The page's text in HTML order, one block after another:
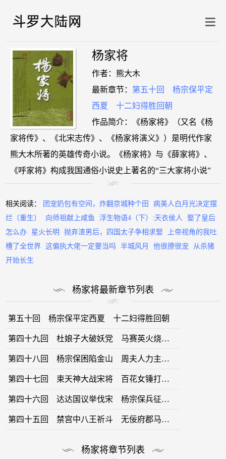
杨家将
作者：熊大木
最新章节： 第五十回 杨宗保平定
西夏 十二妇得胜回朝
作品简介：《杨家将》（又名《杨
家将传》、《北宋志传》、《杨家将演义》）是明代作家
熊大木所著的英雄传奇小说。《杨家将》与《薛家将》、
《呼家将》构成我国通俗小说史上著名的“三大家将小说”
相关阅读： 团宠奶包有空间，炸翻京城种个田
病美人白月光决定摆
烂（重生）
向师祖献上咸鱼 浮生物语4（下）:天衣侯人
娶了皇后
怎么办
星火长明 抛弃渣男后，四国太子争相求娶
上帝视角的我吐
槽了全世界
这偏执大佬一定要当吗 半城风月 他很撩很宠
从杀猪
开始长生
杨家将最新章节列表
第五十回 杨宗保平定西夏 十二妇得胜回朝
第四十九回 杜娘子大破妖党 马赛英火烧番营
第四十八回 杨宗保困陷金山 周夫人力主救兵
第四十七回 束天神大战宋将 百花女锤打张达
第四十六回 达达国议举伐宋 杨宗保兵征西夏
第四十五回 禁宫中八王祈斗 无佞府郡马寿终
杨家将章节列表